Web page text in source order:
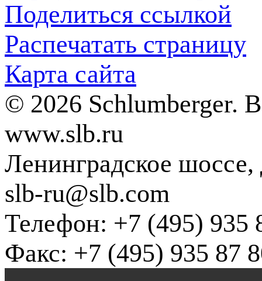
Поделиться ссылкой
Распечатать страницу
Карта сайта
© 2026 Schlumberger.
www.slb.ru
Ленинградское
slb-ru@slb.com
Телефон: +7 (495) 935
Факс: +7 (495) 935 87